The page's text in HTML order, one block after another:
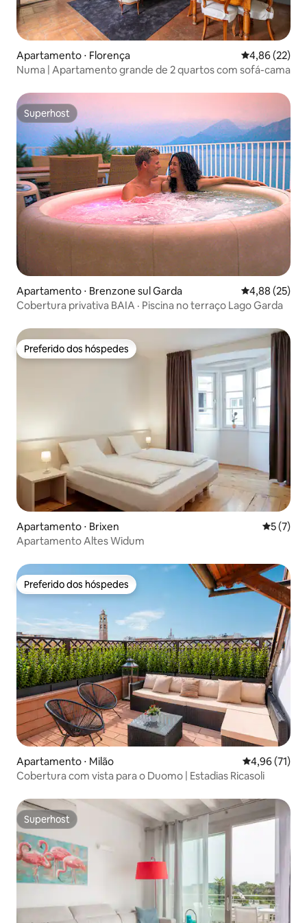
Apartamento ⋅ Florença 4,86 de uma
4,86 (22)
Numa | Apartamento grande de 2 quartos com sofá-cama
Superhost
Superhost
Apartamento ⋅ Brenzone sul Garda 4,88 de uma
4,88 (25)
Cobertura privativa BAIA · Piscina no terraço Lago Garda
Preferido dos hóspedes
Preferido dos hóspedes
Apartamento ⋅ Brixen 5 de
5 (7)
Apartamento Altes Widum
Preferido dos hóspedes
Preferido dos hóspedes
Apartamento ⋅ Milão 4,96 de uma
4,96 (71)
Cobertura com vista para o Duomo | Estadias Ricasoli
Superhost
Superhost